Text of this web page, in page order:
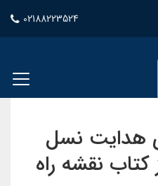
02188223524
هدایت نسل
کتاب نقشه راه